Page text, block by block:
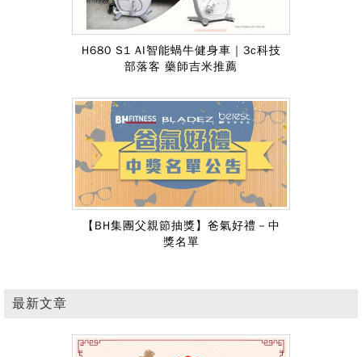
H680 S1 AI智能蝸牛健身車｜3c科技
部落客 藥師吉米推薦
【BH集團父親節抽獎】爸氣好禮－中
獎名單
最新文章